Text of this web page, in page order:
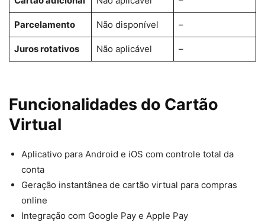
Parcelamento Não disponível –
Juros rotativos Não aplicável –
Funcionalidades do Cartão
Virtual
Aplicativo para Android e iOS com controle total da
conta
Geração instantânea de cartão virtual para compras
online
Integração com Google Pay e Apple Pay